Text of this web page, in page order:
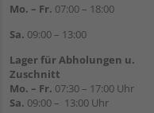
Mo. – Fr. 07:00 – 18:00
Sa. 09:00 – 13:00
Lager für Abholungen u.
Zuschnitt
Mo. – Fr. 07:30 – 17:00 Uhr
Sa. 09:00 – 13:00 Uhr